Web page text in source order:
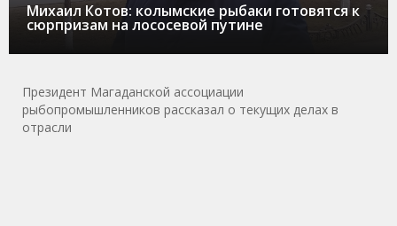
Михаил Котов: колымские рыбаки готовятся к
сюрпризам на лососевой путине
Президент Магаданской ассоциации
рыбопромышленников рассказал о текущих делах в
отрасли